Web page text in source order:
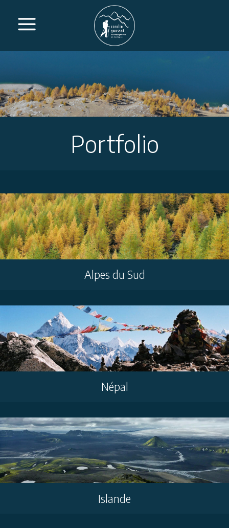
Portfolio
Alpes du Sud
Népal
Islande